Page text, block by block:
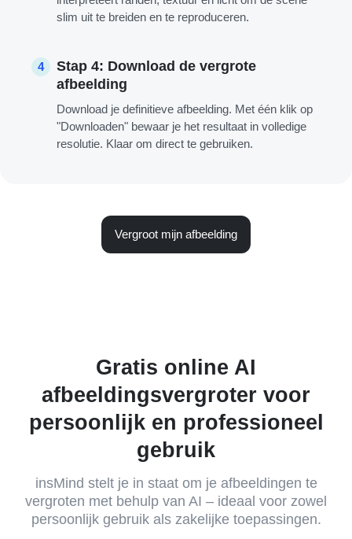
slim uit te breiden en te reproduceren.
4
Stap 4: Download de vergrote
afbeelding
Download je definitieve afbeelding. Met één klik op
"Downloaden" bewaar je het resultaat in volledige
resolutie. Klaar om direct te gebruiken.
Vergroot mijn afbeelding
Gratis online AI
afbeeldingsvergroter voor
persoonlijk en professioneel
gebruik
insMind stelt je in staat om je afbeeldingen te
vergroten met behulp van AI – ideaal voor zowel
persoonlijk gebruik als zakelijke toepassingen.